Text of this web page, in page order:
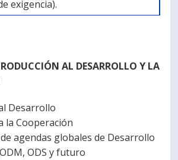
exigencia).
AL DESARROLLO Y LA
Desarrollo
la Cooperación
agendas globales de Desarrollo
ODS y futuro